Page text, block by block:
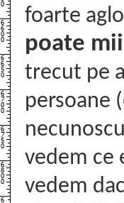
foarte
poate
trecut pe
persoane
vedem ce
vedem